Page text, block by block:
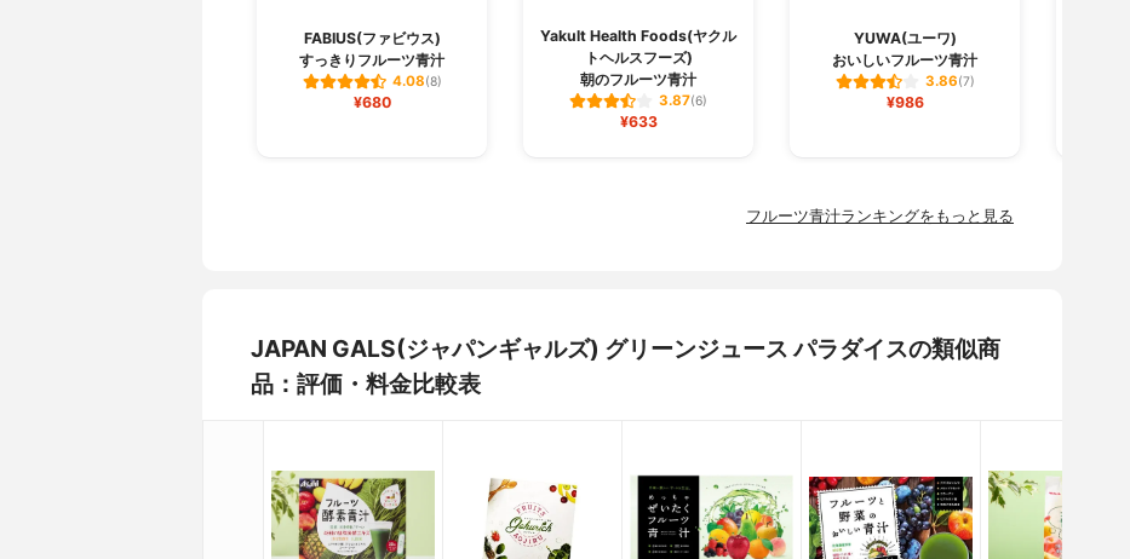
FABIUS(ファビウス)
すっきりフルーツ青汁
4.08(8)
¥680
Yakult Health Foods(ヤクル
トヘルスフーズ)
朝のフルーツ青汁
3.87(6)
¥633
YUWA(ユーワ)
おいしいフルーツ青汁
3.86(7)
¥986
フルーツ青汁ランキングをもっと見る
JAPAN GALS(ジャパンギャルズ) グリーンジュース パラダイスの類似商
品：評価・料金比較表